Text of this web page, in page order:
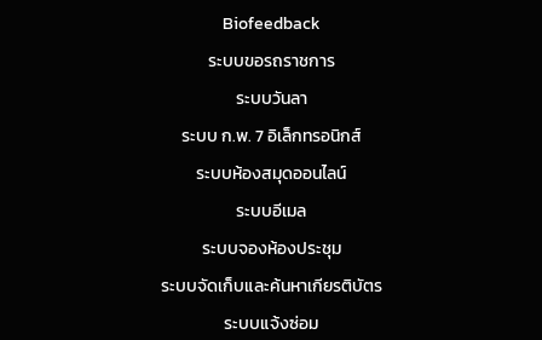
Biofeedback
ระบบขอรถราชการ
ระบบวันลา
ระบบ ก.พ. 7 อิเล็กทรอนิกส์
ระบบห้องสมุดออนไลน์
ระบบอีเมล
ระบบจองห้องประชุม
ระบบจัดเก็บและค้นหาเกียรติบัตร
ระบบแจ้งซ่อม